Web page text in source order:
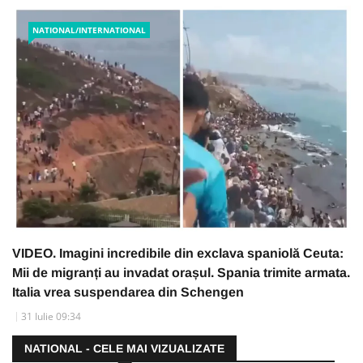
NATIONAL/INTERNATIONAL
VIDEO. Imagini incredibile din exclava spaniolă Ceuta:
Mii de migranți au invadat orașul. Spania trimite armata.
Italia vrea suspendarea din Schengen
31 Iulie 09:34
NATIONAL - CELE MAI VIZUALIZATE